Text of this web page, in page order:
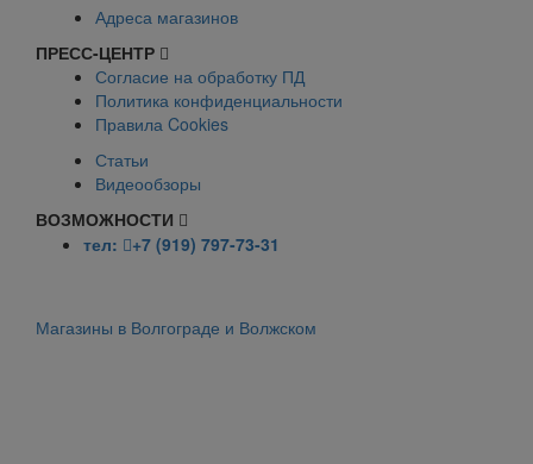
Адреса магазинов
ПРЕСС-ЦЕНТР
Согласие на обработку ПД
Политика конфиденциальности
Правила Cookies
Статьи
Видеообзоры
ВОЗМОЖНОСТИ
тел:
+7 (919) 797-73-31
Магазины в Волгограде и Волжском